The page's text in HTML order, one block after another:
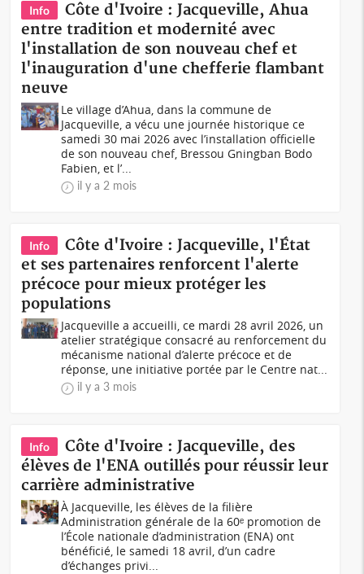
Info
Côte d'Ivoire : Jacqueville, Ahua
entre tradition et modernité avec
l'installation de son nouveau chef et
l'inauguration d'une chefferie flambant
neuve
Le village d’Ahua, dans la commune de
Jacqueville, a vécu une journée historique ce
samedi 30 mai 2026 avec l’installation officielle
de son nouveau chef, Bressou Gningban Bodo
Fabien, et l’...
il y a 2 mois
Info
Côte d'Ivoire : Jacqueville, l'État
et ses partenaires renforcent l'alerte
précoce pour mieux protéger les
populations
Jacqueville a accueilli, ce mardi 28 avril 2026, un
atelier stratégique consacré au renforcement du
mécanisme national d’alerte précoce et de
réponse, une initiative portée par le Centre nat...
il y a 3 mois
Info
Côte d'Ivoire : Jacqueville, des
élèves de l'ENA outillés pour réussir leur
carrière administrative
À Jacqueville, les élèves de la filière
Administration générale de la 60ᵉ promotion de
l’École nationale d’administration (ENA) ont
bénéficié, le samedi 18 avril, d’un cadre
d’échanges privi...